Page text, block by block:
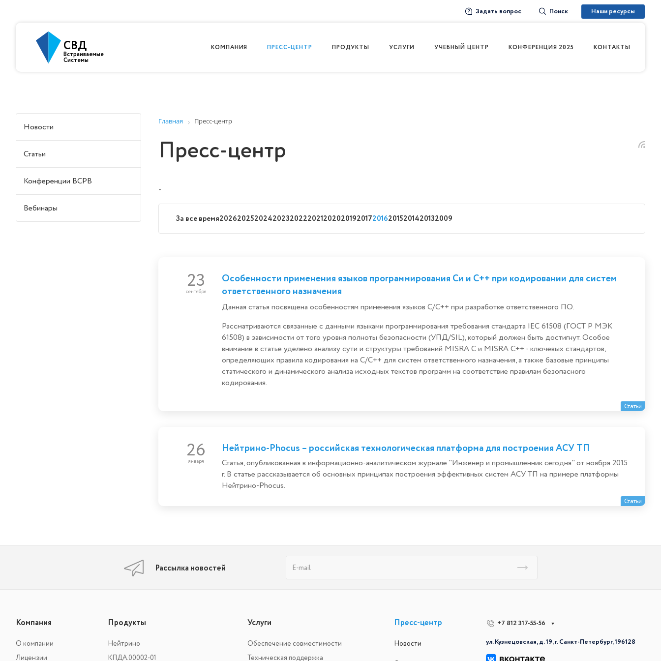
Наши ресурсы
Задать вопрос Поиск
СВД
Встраиваемые
Системы
КОМПАНИЯ ПРЕСС-ЦЕНТР ПРОДУКТЫ УСЛУГИ УЧЕБНЫЙ ЦЕНТР КОНФЕРЕНЦИЯ 2025 КОНТАКТЫ
Главная Пресс-центр
Пресс-центр
-
За все время20262025202420232022202120202019201720162015201420132009
Статьи
23
сентября
Особенности применения языков программирования Си и С++ при кодировании для систем
ответственного назначения
Данная статья посвящена особенностям применения языков С/С++ при разработке ответственного ПО.
Рассматриваются связанные с данными языками программирования требования стандарта IEC 61508 (ГОСТ Р МЭК
61508) в зависимости от того уровня полноты безопасности (УПД/SIL), который должен быть достигнут. Особое
внимание в статье уделено анализу сути и структуры требований MISRA C и MISRA C++ - ключевых стандартов,
определяющих правила кодирования на С/С++ для систем ответственного назначения, а также базовые принципы
статического и динамического анализа исходных текстов программ на соответствие правилам безопасного
кодирования.
Статьи
26
января
Нейтрино-Phocus – российская технологическая платформа для построения АСУ ТП
Статья, опубликованная в информационно-аналитическом журнале "Инженер и промышленник сегодня" от ноября 2015
г. В статье рассказывается об основных принципах построения эффективных систем АСУ ТП на примере платформы
Нейтрино-Phocus.
Новости
Статьи
Конференции ВСРВ
Вебинары
Рассылка новостей
Компания
О компании
Лицензии
Продукты
Нейтрино
КПДА.00002-01
Услуги
Обеспечение совместимости
Техническая поддержка
Пресс-центр
Новости
+7 812 317-55-56
ул. Кузнецовская, д. 19, г. Санкт-Петербург, 196128